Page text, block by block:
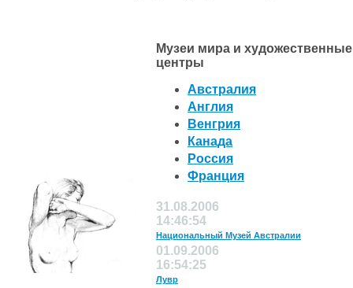
Музеи мира и художественные
центры
Австралия
Англия
Венгрия
Канада
Россия
Франция
31.08.2006
14:46:54
Национальный Музей Австралии
01.09.2006
16:54:25
Лувр